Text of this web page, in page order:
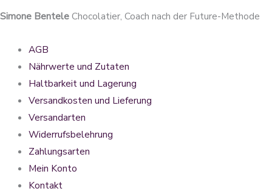
Simone BenteleChocolatier, Coach nach der Future-Methode
AGB
Nährwerte und Zutaten
Haltbarkeit und Lagerung
Versandkosten und Lieferung
Versandarten
Widerrufsbelehrung
Zahlungsarten
Mein Konto
Kontakt